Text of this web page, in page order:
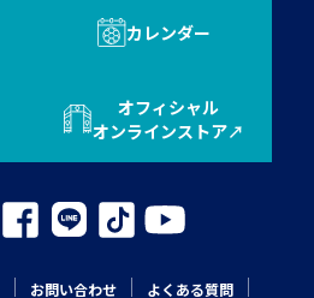
カレンダー
オフィシャル
オンラインストア
お問い合わせ
よくある質問